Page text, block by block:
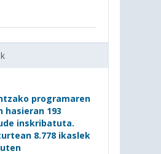
programaren
193
inskribatuta.
8.778 ikaslek